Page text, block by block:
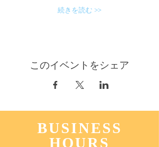
続きを読む >>
このイベントをシェア
BUSINESS
HOURS